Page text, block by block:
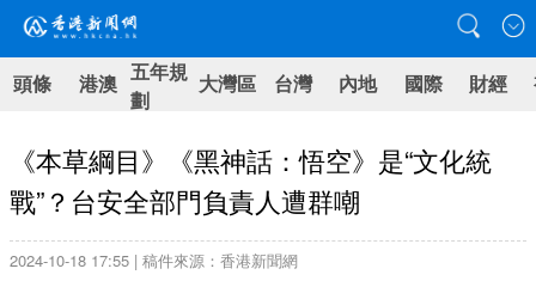
頭條 港澳 五年規
劃
大灣區 台灣 內地 國際 財經
《本草綱目》《黑神話：悟空》是“文化統
戰”？台安全部門負責人遭群嘲
2024-10-18 17:55 | 稿件來源：香港新聞網